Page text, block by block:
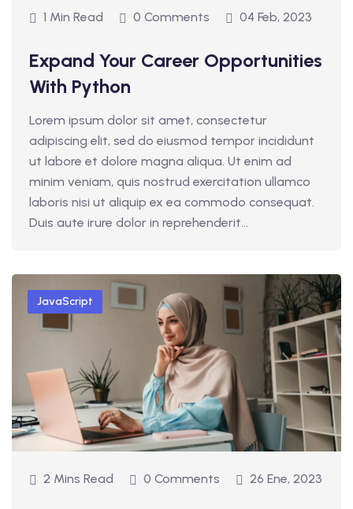
1 Min Read 0 Comments 04 Feb, 2023
Expand Your Career Opportunities
With Python
Lorem ipsum dolor sit amet, consectetur
adipiscing elit, sed do eiusmod tempor incididunt
ut labore et dolore magna aliqua. Ut enim ad
minim veniam, quis nostrud exercitation ullamco
laboris nisi ut aliquip ex ea commodo consequat.
Duis aute irure dolor in reprehenderit...
JavaScript
2 Mins Read 0 Comments 26 Ene, 2023